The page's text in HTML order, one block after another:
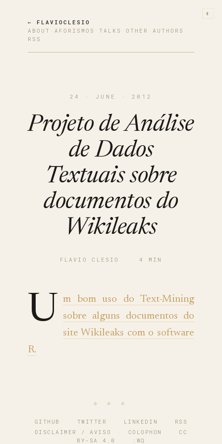
◐
← FLAVIOCLESIO
ABOUT · AFORISMOS · TALKS · OTHER AUTHORS ·
RSS
24 · JUNE · 2012
Projeto de Análise
de Dados
Textuais sobre
documentos do
Wikileaks
FLAVIO CLESIO · 4 MIN
U
m bom uso do Text-Mining
sobre alguns documentos do
site Wikileaks com o software
R.
∗ ∗ ∗
GITHUB · TWITTER · LINKEDIN ·
RSS
DISCLAIMER / AVISO
· COLOPHON ·
CC
BY-SA 4.0
· :WQ